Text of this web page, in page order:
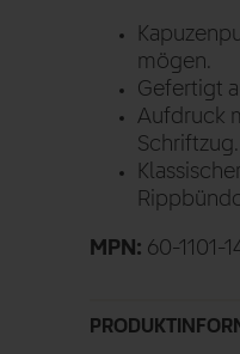
mögen.
Gefertigt
Aufdruck
Schriftzug.
MPN: 60-1101-